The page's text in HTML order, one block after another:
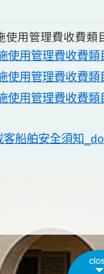
用管理費收費類
使用管理費收費
使用管理費收費
使用管理費收費
客船舶安全須知